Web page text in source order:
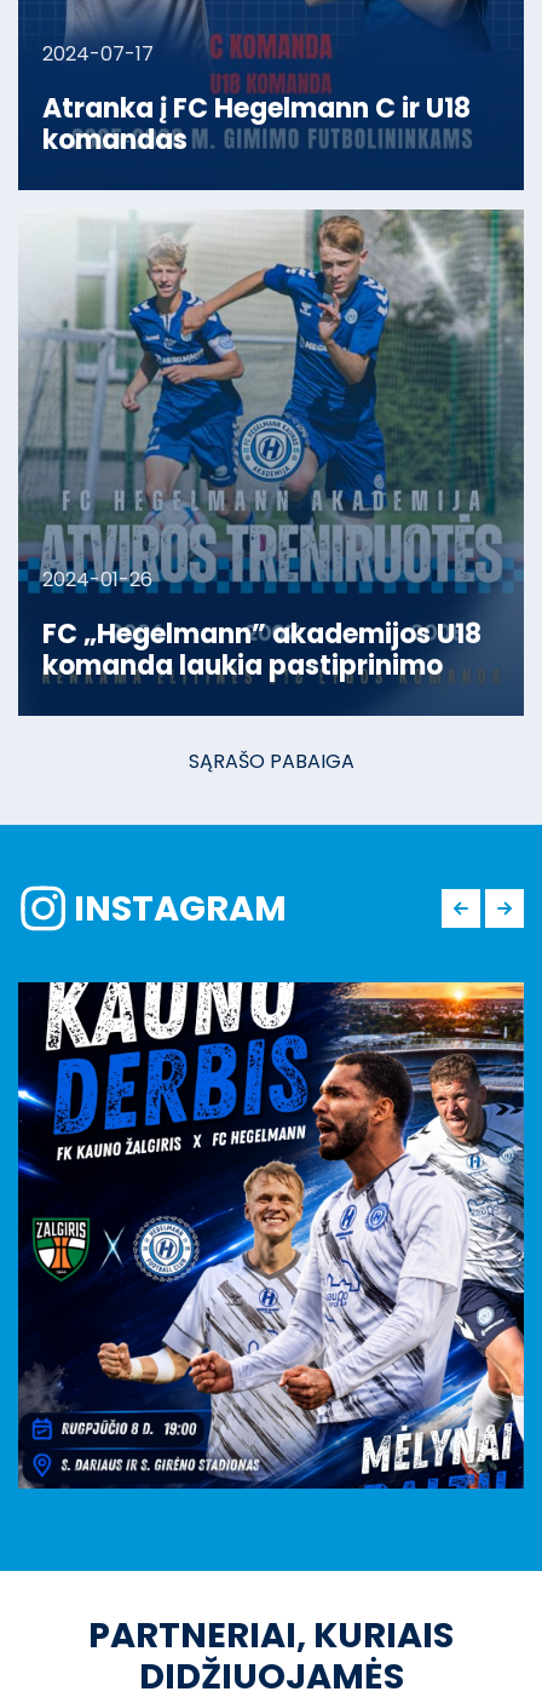
2024-07-17
Atranka į FC Hegelmann C ir U18
komandas
2024-01-26
FC „Hegelmann” akademijos U18
komanda laukia pastiprinimo
SĄRAŠO PABAIGA
INSTAGRAM
PARTNERIAI, KURIAIS
DIDŽIUOJAMĖS